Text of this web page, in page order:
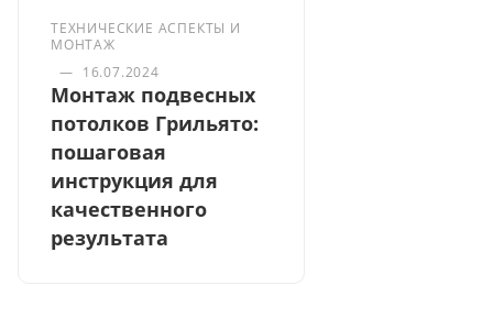
ТЕХНИЧЕСКИЕ АСПЕКТЫ И
МОНТАЖ
— 16.07.2024
Монтаж подвесных
потолков Грильято:
пошаговая
инструкция для
качественного
результата